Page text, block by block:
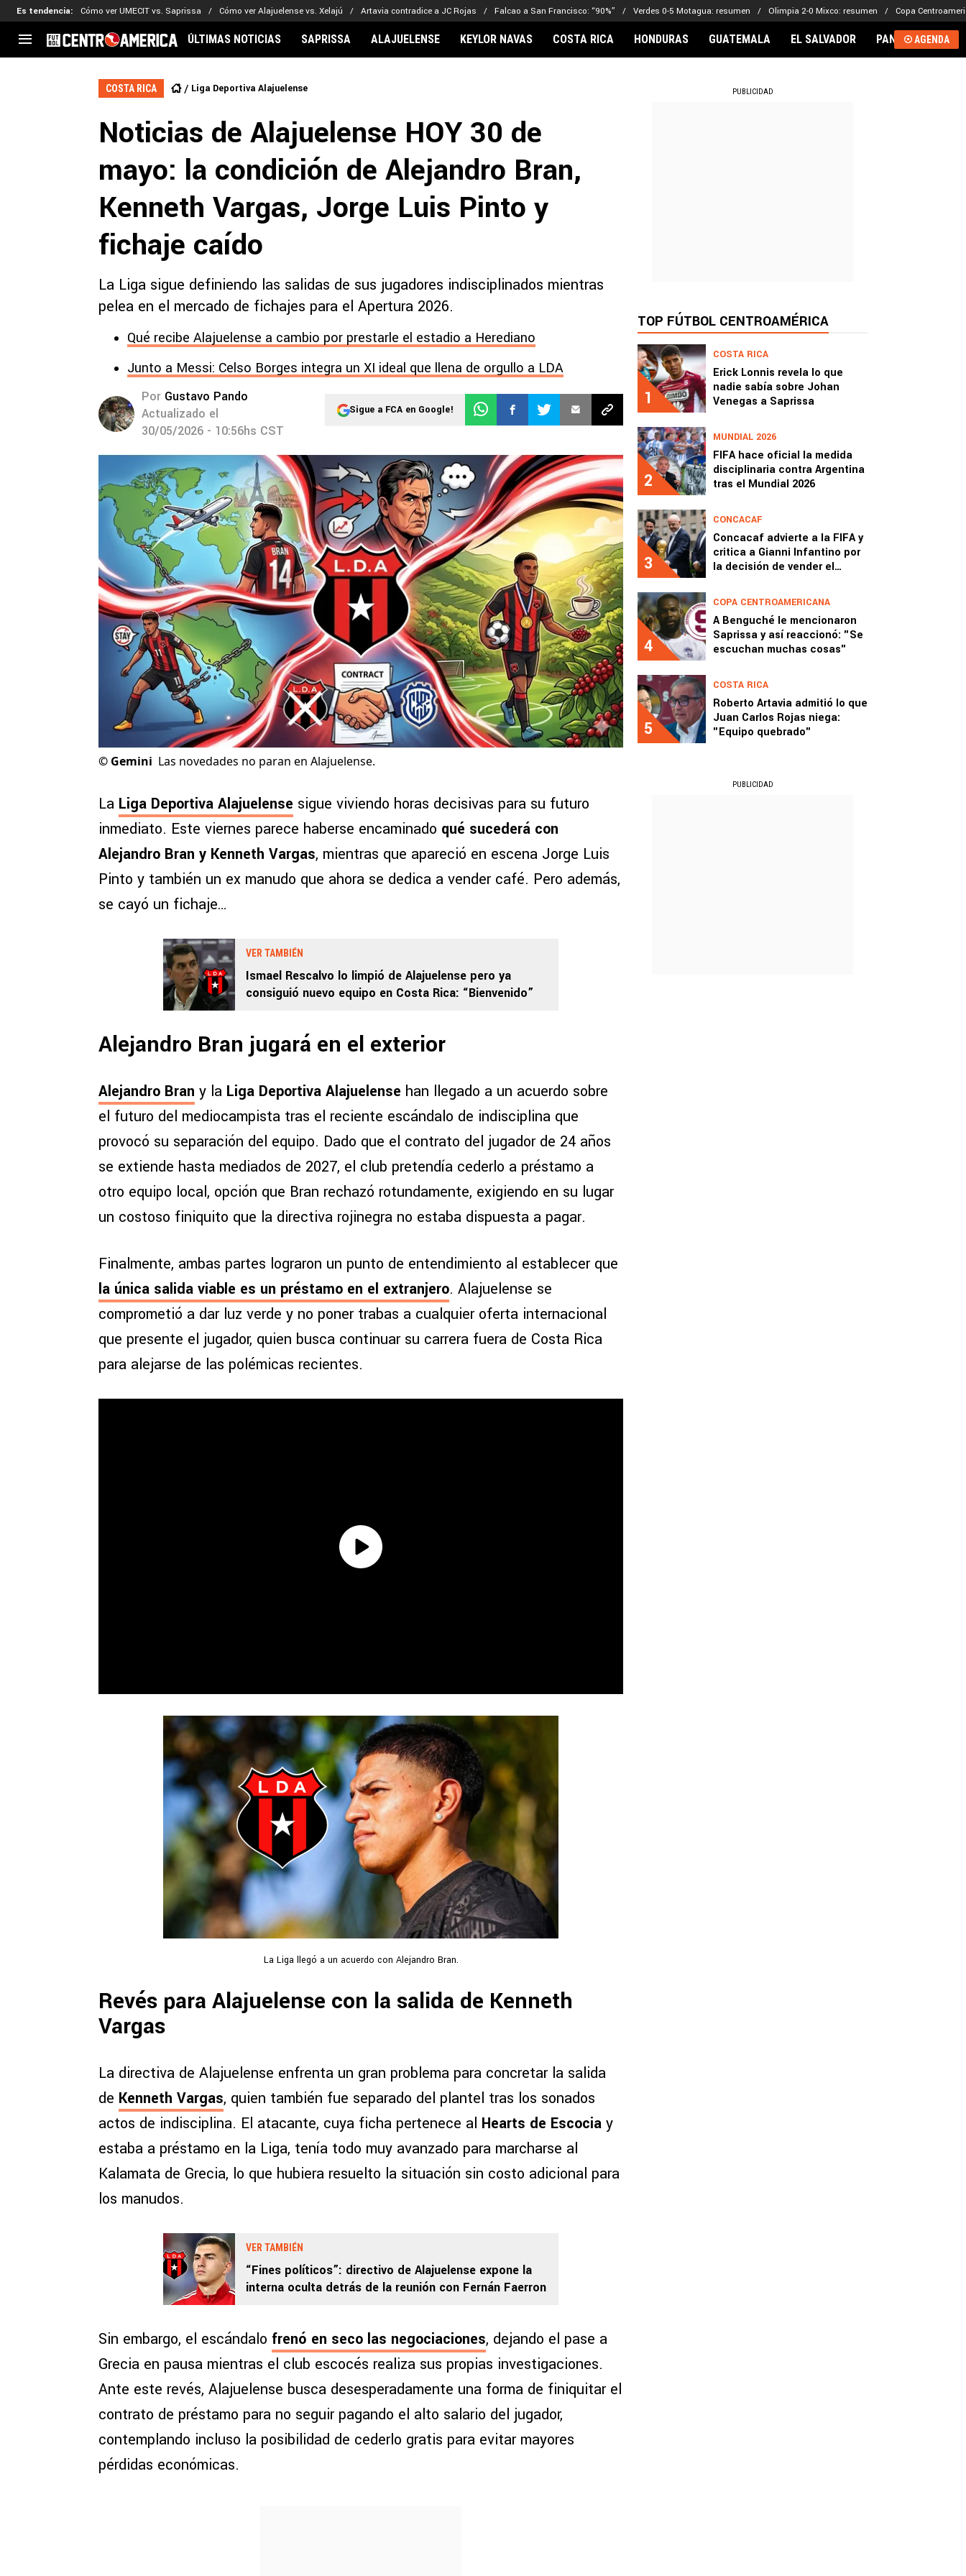
Es tendencia: Cómo ver UMECIT vs. Saprissa Cómo ver Alajuelense vs. Xelajú Artavia contradice a JC Rojas Falcao a San Francisco: “90%” Verdes 0-5 Motagua: resumen Olimpia 2-0 Mixco: resumen Copa
CENTROAMÉRICA
CONCACAF
Liga de Naciones
Copa de Campeones
MLS
LEGIONARIOS
Kervin Arriaga
Nathaniel Méndez-Laing
Alajuelense
Comunicaciones
Olimpia
Real Madrid
ÚLTIMAS NOTICIAS SAPRISSA ALAJUELENSE KEYLOR NAVAS COSTA RICA HONDURAS GUATEMALA EL SALVADOR PANAMÁAGENDA
COSTA RICA Liga Deportiva Alajuelense
Noticias de Alajuelense HOY 30 de
mayo: la condición de Alejandro Bran,
Kenneth Vargas, Jorge Luis Pinto y
fichaje caído
La Liga sigue definiendo las salidas de sus jugadores indisciplinados mientras
pelea en el mercado de fichajes para el Apertura 2026.
Qué recibe Alajuelense a cambio por prestarle el estadio a Herediano
Junto a Messi: Celso Borges integra un XI ideal que llena de orgullo a LDA
Por Gustavo Pando
Actualizado el
30/05/2026 - 10:56hs CST
Sigue a FCA en Google!
© Gemini Las novedades no paran en Alajuelense.
La Liga Deportiva Alajuelense sigue viviendo horas decisivas para su futuro
inmediato. Este viernes parece haberse encaminado qué sucederá con
Alejandro Bran y Kenneth Vargas, mientras que apareció en escena Jorge Luis
Pinto y también un ex manudo que ahora se dedica a vender café. Pero además,
se cayó un fichaje…
VER TAMBIÉN
Ismael Rescalvo lo limpió de Alajuelense pero ya
consiguió nuevo equipo en Costa Rica: “Bienvenido”
Alejandro Bran jugará en el exterior
Alejandro Bran y la Liga Deportiva Alajuelense han llegado a un acuerdo sobre
el futuro del mediocampista tras el reciente escándalo de indisciplina que
provocó su separación del equipo. Dado que el contrato del jugador de 24 años
se extiende hasta mediados de 2027, el club pretendía cederlo a préstamo a
otro equipo local, opción que Bran rechazó rotundamente, exigiendo en su lugar
un costoso finiquito que la directiva rojinegra no estaba dispuesta a pagar.
Finalmente, ambas partes lograron un punto de entendimiento al establecer que
la única salida viable es un préstamo en el extranjero. Alajuelense se
comprometió a dar luz verde y no poner trabas a cualquier oferta internacional
que presente el jugador, quien busca continuar su carrera fuera de Costa Rica
para alejarse de las polémicas recientes.
La Liga llegó a un acuerdo con Alejandro Bran.
Revés para Alajuelense con la salida de Kenneth
Vargas
La directiva de Alajuelense enfrenta un gran problema para concretar la salida
de Kenneth Vargas, quien también fue separado del plantel tras los sonados
actos de indisciplina. El atacante, cuya ficha pertenece al Hearts de Escocia y
estaba a préstamo en la Liga, tenía todo muy avanzado para marcharse al
Kalamata de Grecia, lo que hubiera resuelto la situación sin costo adicional para
los manudos.
VER TAMBIÉN
“Fines políticos”: directivo de Alajuelense expone la
interna oculta detrás de la reunión con Fernán Faerron
Sin embargo, el escándalo frenó en seco las negociaciones, dejando el pase a
Grecia en pausa mientras el club escocés realiza sus propias investigaciones.
Ante este revés, Alajuelense busca desesperadamente una forma de finiquitar el
contrato de préstamo para no seguir pagando el alto salario del jugador,
contemplando incluso la posibilidad de cederlo gratis para evitar mayores
pérdidas económicas.
PUBLICIDAD
TOP FÚTBOL CENTROAMÉRICA
1
COSTA RICA
Erick Lonnis revela lo que
nadie sabía sobre Johan
Venegas a Saprissa
2
MUNDIAL 2026
FIFA hace oficial la medida
disciplinaria contra Argentina
tras el Mundial 2026
3
CONCACAF
Concacaf advierte a la FIFA y
critica a Gianni Infantino por
la decisión de vender el
4
COPA CENTROAMERICANA
A Benguché le mencionaron
Saprissa y así reaccionó: "Se
escuchan muchas cosas"
5
COSTA RICA
Roberto Artavia admitió lo que
Juan Carlos Rojas niega:
"Equipo quebrado"
PUBLICIDAD